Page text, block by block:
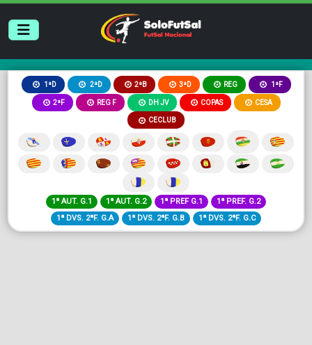
1ªD 2ªD 2ªB 3ªD REG 1ªF
2ªF REG F DH JV COPAS CESA
CECLUB
1ª AUT. G.1 1ª AUT. G.2 1ª PREF G.1
1ª PREF. G.2
1ª DVS. 2ªF. G.A
1ª DVS. 2ªF. G.B 1ª DVS. 2ªF. G.C